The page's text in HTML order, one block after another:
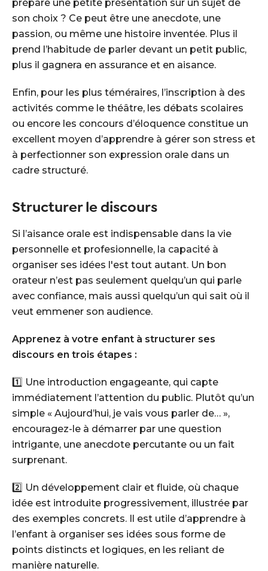
prépare une petite présentation sur un sujet de
son choix ? Ce peut être une anecdote, une
passion, ou même une histoire inventée. Plus il
prend l’habitude de parler devant un petit public,
plus il gagnera en assurance et en aisance.
Enfin, pour les plus téméraires, l’inscription à des
activités comme le théâtre, les débats scolaires
ou encore les concours d’éloquence constitue un
excellent moyen d’apprendre à gérer son stress et
à perfectionner son expression orale dans un
cadre structuré.
Structurer le discours
Si l’aisance orale est indispensable dans la vie
personnelle et profesionnelle, la capacité à
organiser ses idées l'est tout autant. Un bon
orateur n’est pas seulement quelqu’un qui parle
avec confiance, mais aussi quelqu’un qui sait où il
veut emmener son audience.
Apprenez à votre enfant à structurer ses
discours en trois étapes :
1️⃣ Une introduction engageante, qui capte
immédiatement l’attention du public. Plutôt qu’un
simple « Aujourd’hui, je vais vous parler de… »,
encouragez-le à démarrer par une question
intrigante, une anecdote percutante ou un fait
surprenant.
2️⃣ Un développement clair et fluide, où chaque
idée est introduite progressivement, illustrée par
des exemples concrets. Il est utile d’apprendre à
l’enfant à organiser ses idées sous forme de
points distincts et logiques, en les reliant de
manière naturelle.